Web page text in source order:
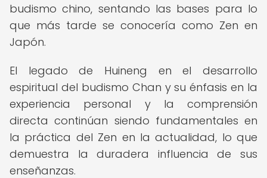
budismo chino, sentando las bases para lo
que más tarde se conocería como Zen en
Japón.
El legado de Huineng en el desarrollo
espiritual del budismo Chan y su énfasis en la
experiencia personal y la comprensión
directa continúan siendo fundamentales en
la práctica del Zen en la actualidad, lo que
demuestra la duradera influencia de sus
enseñanzas.